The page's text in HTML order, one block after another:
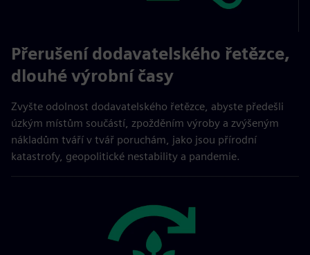
Přerušení dodavatelského řetězce,
dlouhé výrobní časy
Zvyšte odolnost dodavatelského řetězce, abyste předešli
úzkým místům součástí, zpožděním výroby a zvýšeným
nákladům tváří v tvář poruchám, jako jsou přírodní
katastrofy, geopolitické nestability a pandemie.